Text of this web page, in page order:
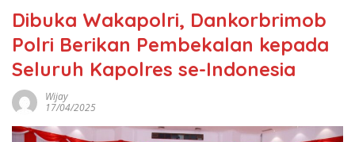
Dibuka Wakapolri, Dankorbrimob
Polri Berikan Pembekalan kepada
Seluruh Kapolres se-Indonesia
Wijay
17/04/2025